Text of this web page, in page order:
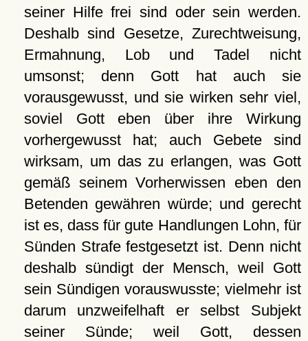
seiner Hilfe frei sind oder sein werden.
Deshalb sind Gesetze, Zurechtweisung,
Ermahnung, Lob und Tadel nicht
umsonst; denn Gott hat auch sie
vorausgewusst, und sie wirken sehr viel,
soviel Gott eben über ihre Wirkung
vorhergewusst hat; auch Gebete sind
wirksam, um das zu erlangen, was Gott
gemäß seinem Vorherwissen eben den
Betenden gewähren würde; und gerecht
ist es, dass für gute Handlungen Lohn, für
Sünden Strafe festgesetzt ist. Denn nicht
deshalb sündigt der Mensch, weil Gott
sein Sündigen vorauswusste; vielmehr ist
darum unzweifelhaft er selbst Subjekt
seiner Sünde; weil Gott, dessen